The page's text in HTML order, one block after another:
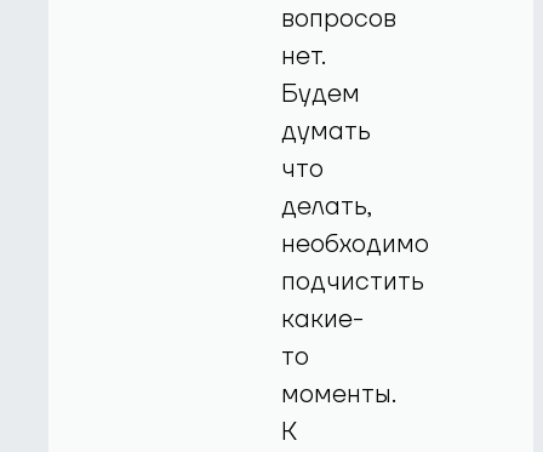
вопросов
нет.
Будем
думать
что
делать,
необходимо
подчистить
какие-
то
моменты.
К